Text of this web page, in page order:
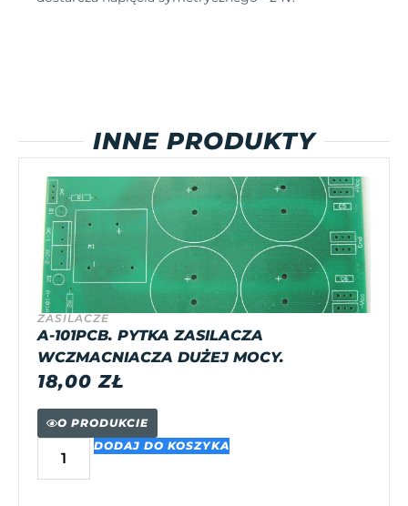
INNE PRODUKTY
ZASILACZE
A-101PCB. PYTKA ZASILACZA
WCZMACNIACZA DUŻEJ MOCY.
18,00ZŁ
O PRODUKCIE
DODAJ DO KOSZYKA